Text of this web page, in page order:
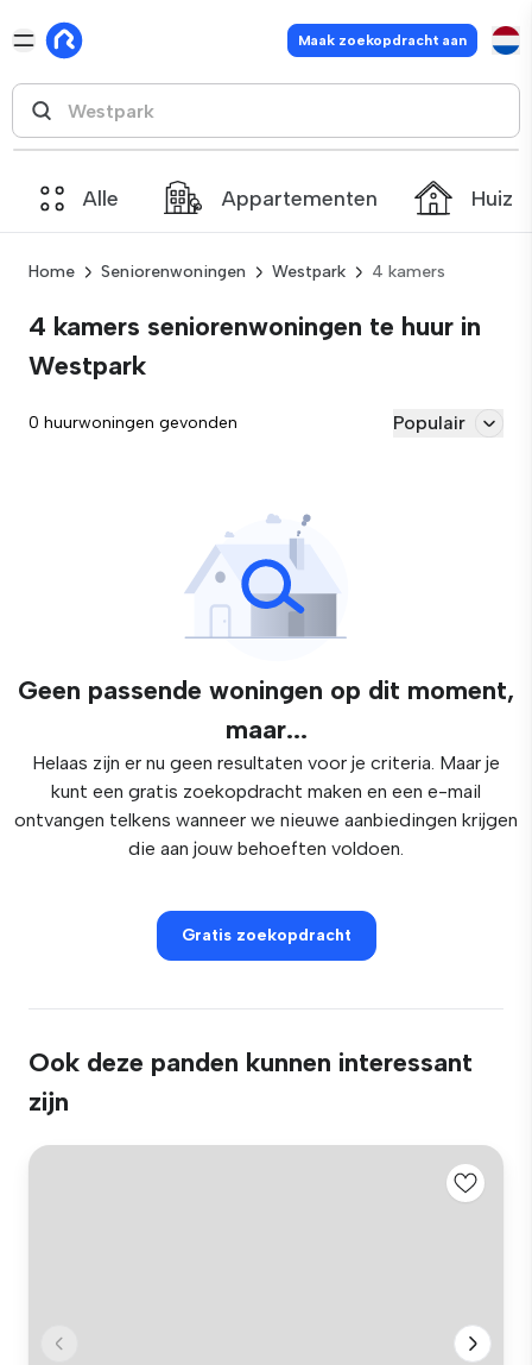
Maak zoekopdracht aan
Alle Appartementen
Home Seniorenwoningen Westpark 4 kamers
4 kamers seniorenwoningen te huur in
Westpark
0 huurwoningen gevonden Populair
Geen passende woningen op dit moment,
maar...
Helaas zijn er nu geen resultaten voor je criteria. Maar je
kunt een gratis zoekopdracht maken en een e-mail
ontvangen telkens wanneer we nieuwe aanbiedingen krijgen
die aan jouw behoeften voldoen.
Gratis zoekopdracht
Ook deze panden kunnen interessant
zijn